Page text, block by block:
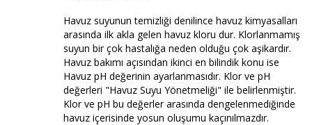
Havuz suyunun temizliği denilince havuz kimyasalları
arasında ilk akla gelen havuz kloru dur. Klorlanmamış
suyun bir çok hastalığa neden olduğu çok aşikardır.
Havuz bakımı açısından ikinci en bilindik konu ise
Havuz pH değerinin ayarlanmasıdır. Klor ve pH
değerleri "Havuz Suyu Yönetmeliği" ile belirlenmiştir.
Klor ve pH bu değerler arasında dengelenmediğinde
havuz içerisinde yosun oluşumu kaçınılmazdır.